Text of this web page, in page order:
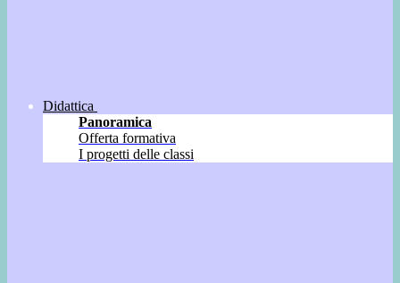
Didattica
Panoramica
Offerta formativa
I progetti delle classi